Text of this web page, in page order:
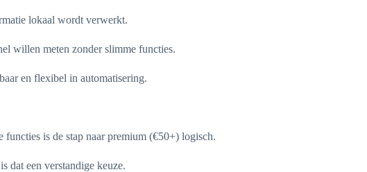
lokaal wordt verwerkt.
willen meten zonder slimme functies.
en flexibel in automatisering.
is de stap naar premium (€50+) logisch.
dat een verstandige keuze.